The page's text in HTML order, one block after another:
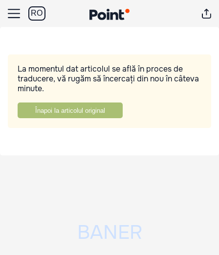
RO
La momentul dat articolul se află în proces de
traducere, vă rugăm să încercați din nou în câteva
minute.
Înapoi la articolul original